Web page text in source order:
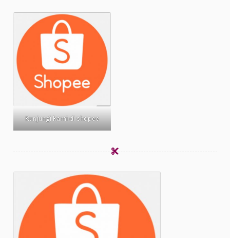
Kunjungi kami di shopee